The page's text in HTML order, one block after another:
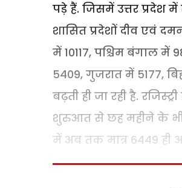
पड़े हैं. जिसमें उत्तर प्रदेश
शासित प्रदेशों दीव एवं
में 10117, पश्चिम बंगाल में
5409, गुजरात में 5177,
बढ़ती ही जा रही है.
शुरुआत से छह महीने के
में अब तक मात्र 6449